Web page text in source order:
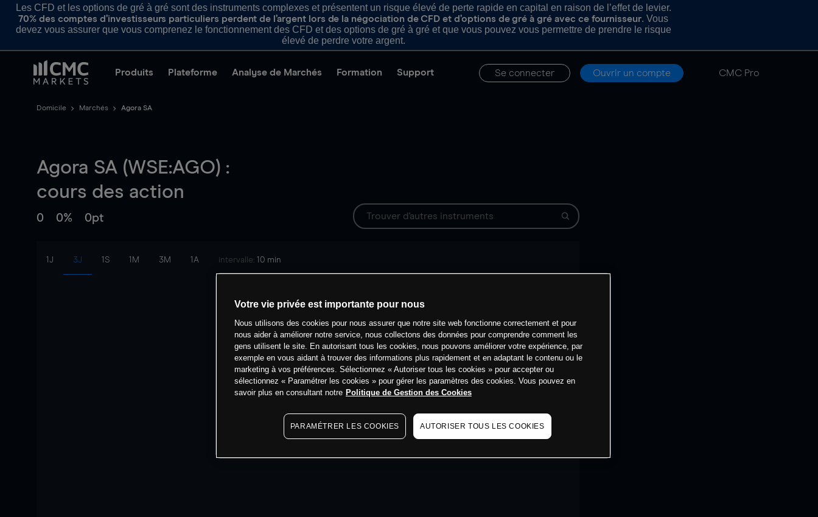
Les CFD et les options de gré à gré sont des instruments complexes et présentent un risque élevé de perte rapide en capital en raison de l’effet de levier.
70% des comptes d’investisseurs particuliers perdent de l’argent lors de la négociation de CFD et d’options de gré à gré avec ce fournisseur. Vous
devez vous assurer que vous comprenez le fonctionnement des CFD et des options de gré à gré et que vous pouvez vous permettre de prendre le risque
élevé de perdre votre argent.
Produits Plateforme Analyse de Marchés Formation Support Se connecter Ouvrir un compte CMC Pro
Domicile Marchés Agora SA
Agora SA (WSE:AGO) :
cours des action
0 0% 0pt
1J 3J 1S 1M 3M 1A intervalle: 10 min
Votre vie privée est importante pour nous
Nous utilisons des cookies pour nous assurer que notre site web fonctionne correctement et pour
nous aider à améliorer notre service, nous collectons des données pour comprendre comment les
gens utilisent le site. En autorisant tous les cookies, nous pouvons améliorer votre expérience, par
exemple en vous aidant à trouver des informations plus rapidement et en adaptant le contenu ou le
marketing à vos préférences. Sélectionnez « Autoriser tous les cookies » pour accepter ou
sélectionnez « Paramétrer les cookies » pour gérer les paramètres des cookies. Vous pouvez en
savoir plus en consultant notre Politique de Gestion des Cookies
PARAMÉTRER LES COOKIES AUTORISER TOUS LES COOKIES